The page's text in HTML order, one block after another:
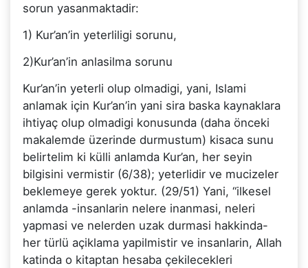
sorun yasanmaktadir:
1) Kur’an’in yeterliligi sorunu,
2)Kur’an’in anlasilma sorunu
Kur’an’in yeterli olup olmadigi, yani, Islami
anlamak için Kur’an’in yani sira baska kaynaklara
ihtiyaç olup olmadigi konusunda (daha önceki
makalemde üzerinde durmustum) kisaca sunu
belirtelim ki külli anlamda Kur’an, her seyin
bilgisini vermistir (6/38); yeterlidir ve mucizeler
beklemeye gerek yoktur. (29/51) Yani, “ilkesel
anlamda -insanlarin nelere inanmasi, neleri
yapmasi ve nelerden uzak durmasi hakkinda-
her türlü açiklama yapilmistir ve insanlarin, Allah
katinda o kitaptan hesaba çekilecekleri